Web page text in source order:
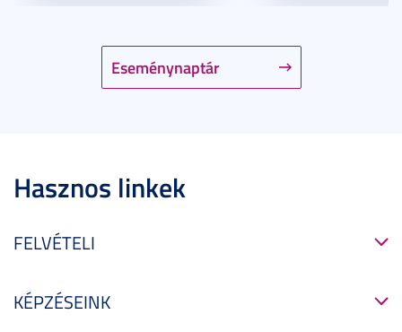
Eseménynaptár
Hasznos linkek
FELVÉTELI
KÉPZÉSEINK